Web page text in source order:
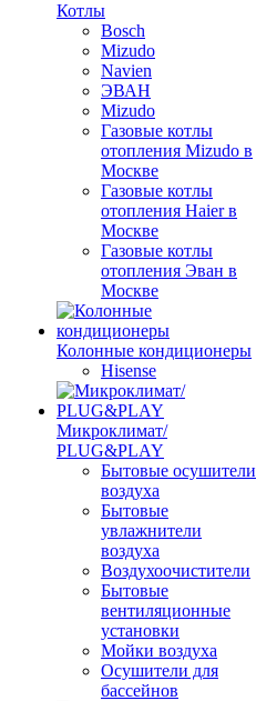
Котлы
Bosch
Mizudo
Navien
ЭВАН
Mizudo
Газовые котлы
отопления Mizudo в
Москве
Газовые котлы
отопления Haier в
Москве
Газовые котлы
отопления Эван в
Москве
Колонные кондиционеры
Hisense
Микроклимат/
PLUG&PLAY
Бытовые осушители
воздуха
Бытовые
увлажнители
воздуха
Воздухоочистители
Бытовые
вентиляционные
установки
Мойки воздуха
Осушители для
бассейнов